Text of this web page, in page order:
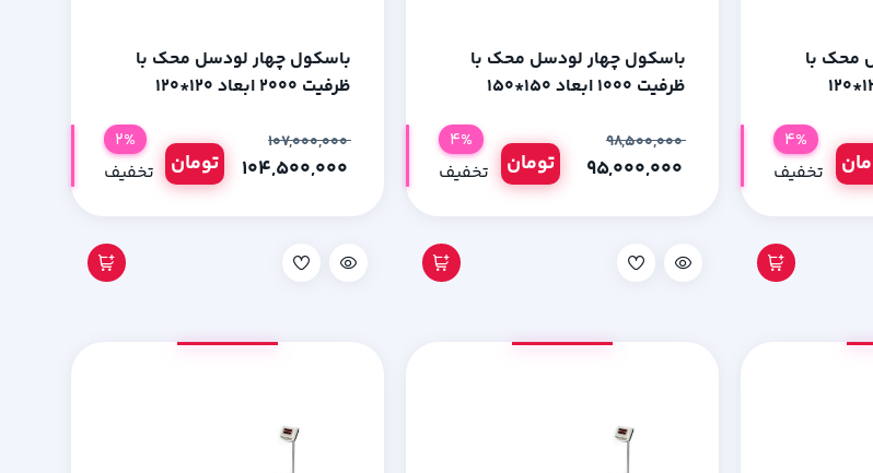
محک با
4%
تخفیف
باسکول چهار لودسل محک با
ظرفیت 1000 ابعاد 150*150
۹۸,۵۰۰,۰۰۰
تومان
4%
تخفیف
باسکول چهار لودسل محک با
ظرفیت 2000 ابعاد 120*120
۱۰۷,۰۰۰,۰۰۰
تومان
2%
تخفیف